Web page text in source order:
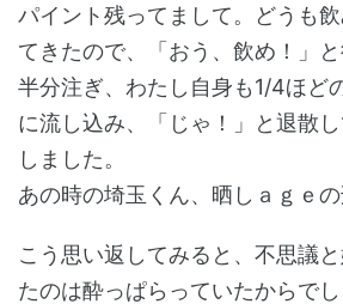
パイント残ってまして。どうも
てきたので、「おう、飲め！」
半分注ぎ、わたし自身も1/4ほど
に流し込み、「じゃ！」と退散
しました。
あの時の埼玉くん、晒しａｇｅの
こう思い返してみると、不思議
たのは酔っぱらっていたからで